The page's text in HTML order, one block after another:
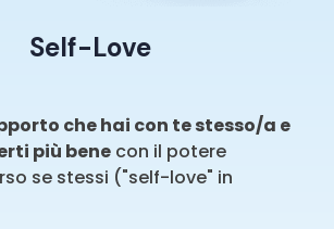
Self-Love
che hai con te stesso/a e
più bene con il potere
se stessi ("self-love" in